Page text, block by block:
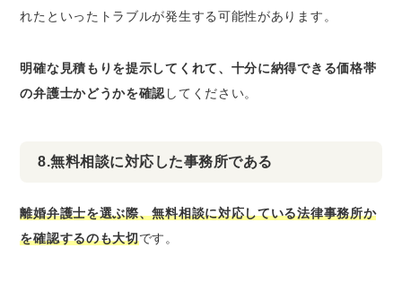
れたといったトラブルが発生する可能性があります。
明確な見積もりを提示してくれて、十分に納得できる価格帯
の弁護士かどうかを確認してください。
8.無料相談に対応した事務所である
離婚弁護士を選ぶ際、無料相談に対応している法律事務所か
を確認するのも大切です。